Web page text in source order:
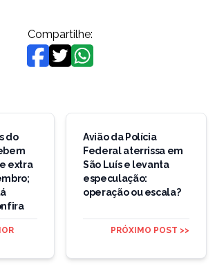
Compartilhe:
do
extra
Avião da Polícia
Federal aterrissa em
São Luís e levanta
especulação:
operação ou escala?
PRÓXIMO POST >>